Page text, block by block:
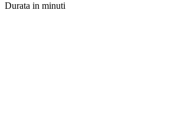
Durata in minuti